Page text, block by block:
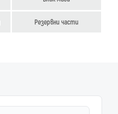
Резервни части